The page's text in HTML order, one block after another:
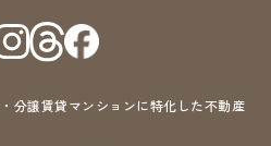
分譲賃貸マンションに特化した不動産